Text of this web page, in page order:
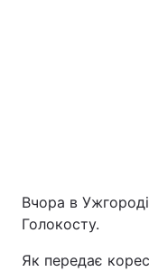
Вчора в
Голокосту.
Як передає